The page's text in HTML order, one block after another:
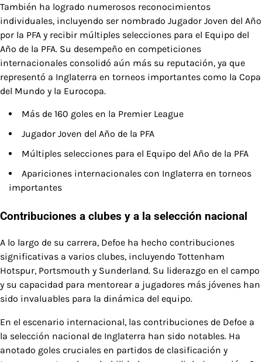
También ha logrado numerosos reconocimientos
individuales, incluyendo ser nombrado Jugador Joven del Año
por la PFA y recibir múltiples selecciones para el Equipo del
Año de la PFA. Su desempeño en competiciones
internacionales consolidó aún más su reputación, ya que
representó a Inglaterra en torneos importantes como la Copa
del Mundo y la Eurocopa.
Más de 160 goles en la Premier League
Jugador Joven del Año de la PFA
Múltiples selecciones para el Equipo del Año de la PFA
Apariciones internacionales con Inglaterra en torneos
importantes
Contribuciones a clubes y a la selección nacional
A lo largo de su carrera, Defoe ha hecho contribuciones
significativas a varios clubes, incluyendo Tottenham
Hotspur, Portsmouth y Sunderland. Su liderazgo en el campo
y su capacidad para mentorear a jugadores más jóvenes han
sido invaluables para la dinámica del equipo.
En el escenario internacional, las contribuciones de Defoe a
la selección nacional de Inglaterra han sido notables. Ha
anotado goles cruciales en partidos de clasificación y